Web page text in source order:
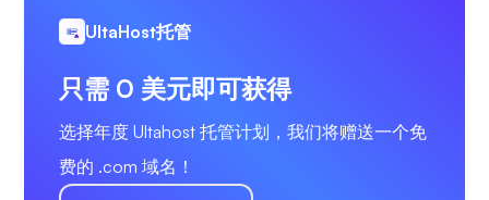
UltaHost托管
只需 0 美元即可获得
选择年度 Ultahost 托管计划，我们将赠送一个免
费的 .com 域名！